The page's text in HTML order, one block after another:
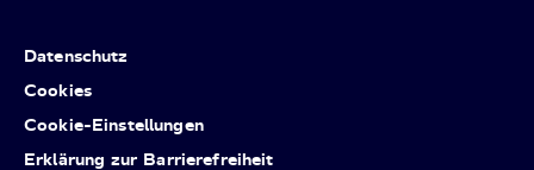
Datenschutz
Cookies
Cookie-Einstellungen
Erklärung zur Barrierefreiheit